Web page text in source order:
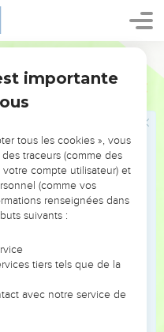
tu serviras d'autres dieux
du bois et de la
tranquille et tu n'auras
de tes pieds. L'Eternel te
affaiblis, une âme
à un fil devant toi, tu
pas confiance dans
ton cœur et du
le soir : ‘Si seulement
en Egypte, par le
reverras plus !’Là, vous
importante
tous les cookies », vous
traceurs (comme des
compte utilisateur) et
(comme vos
renseignées dans
suivants :
tiers tels que de la
avec notre service de